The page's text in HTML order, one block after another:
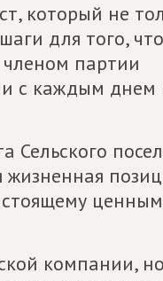
который не
для того,
членом партии
с каждым днем
Сельского
жизненная
компании,